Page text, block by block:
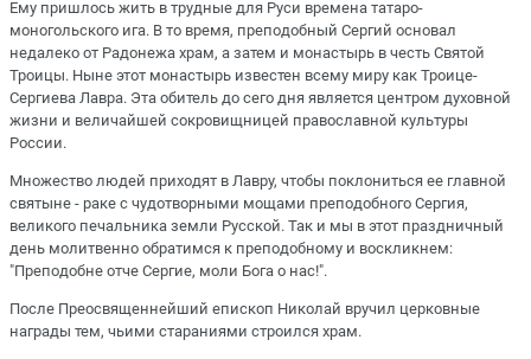
Ему пришлось жить в трудные для Руси времена татаро-
моногольского ига. В то время, преподобный Сергий основал
недалеко от Радонежа храм, а затем и монастырь в честь Святой
Троицы. Ныне этот монастырь известен всему миру как Троице-
Сергиева Лавра. Эта обитель до сего дня является центром духовной
жизни и величайшей сокровищницей православной культуры
России.
Множество людей приходят в Лавру, чтобы поклониться ее главной
святыне - раке с чудотворными мощами преподобного Сергия,
великого печальника земли Русской. Так и мы в этот праздничный
день молитвенно обратимся к преподобному и воскликнем:
"Преподобне отче Сергие, моли Бога о нас!".
После Преосвященнейший епископ Николай вручил церковные
награды тем, чьими стараниями строился храм.